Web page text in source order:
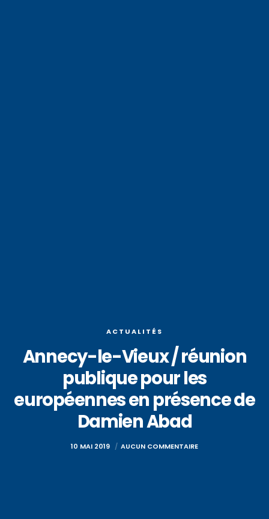
ACTUALITÉS
Annecy-le-Vieux / réunion
publique pour les
européennes en présence de
Damien Abad
10 MAI 2019 AUCUN COMMENTAIRE